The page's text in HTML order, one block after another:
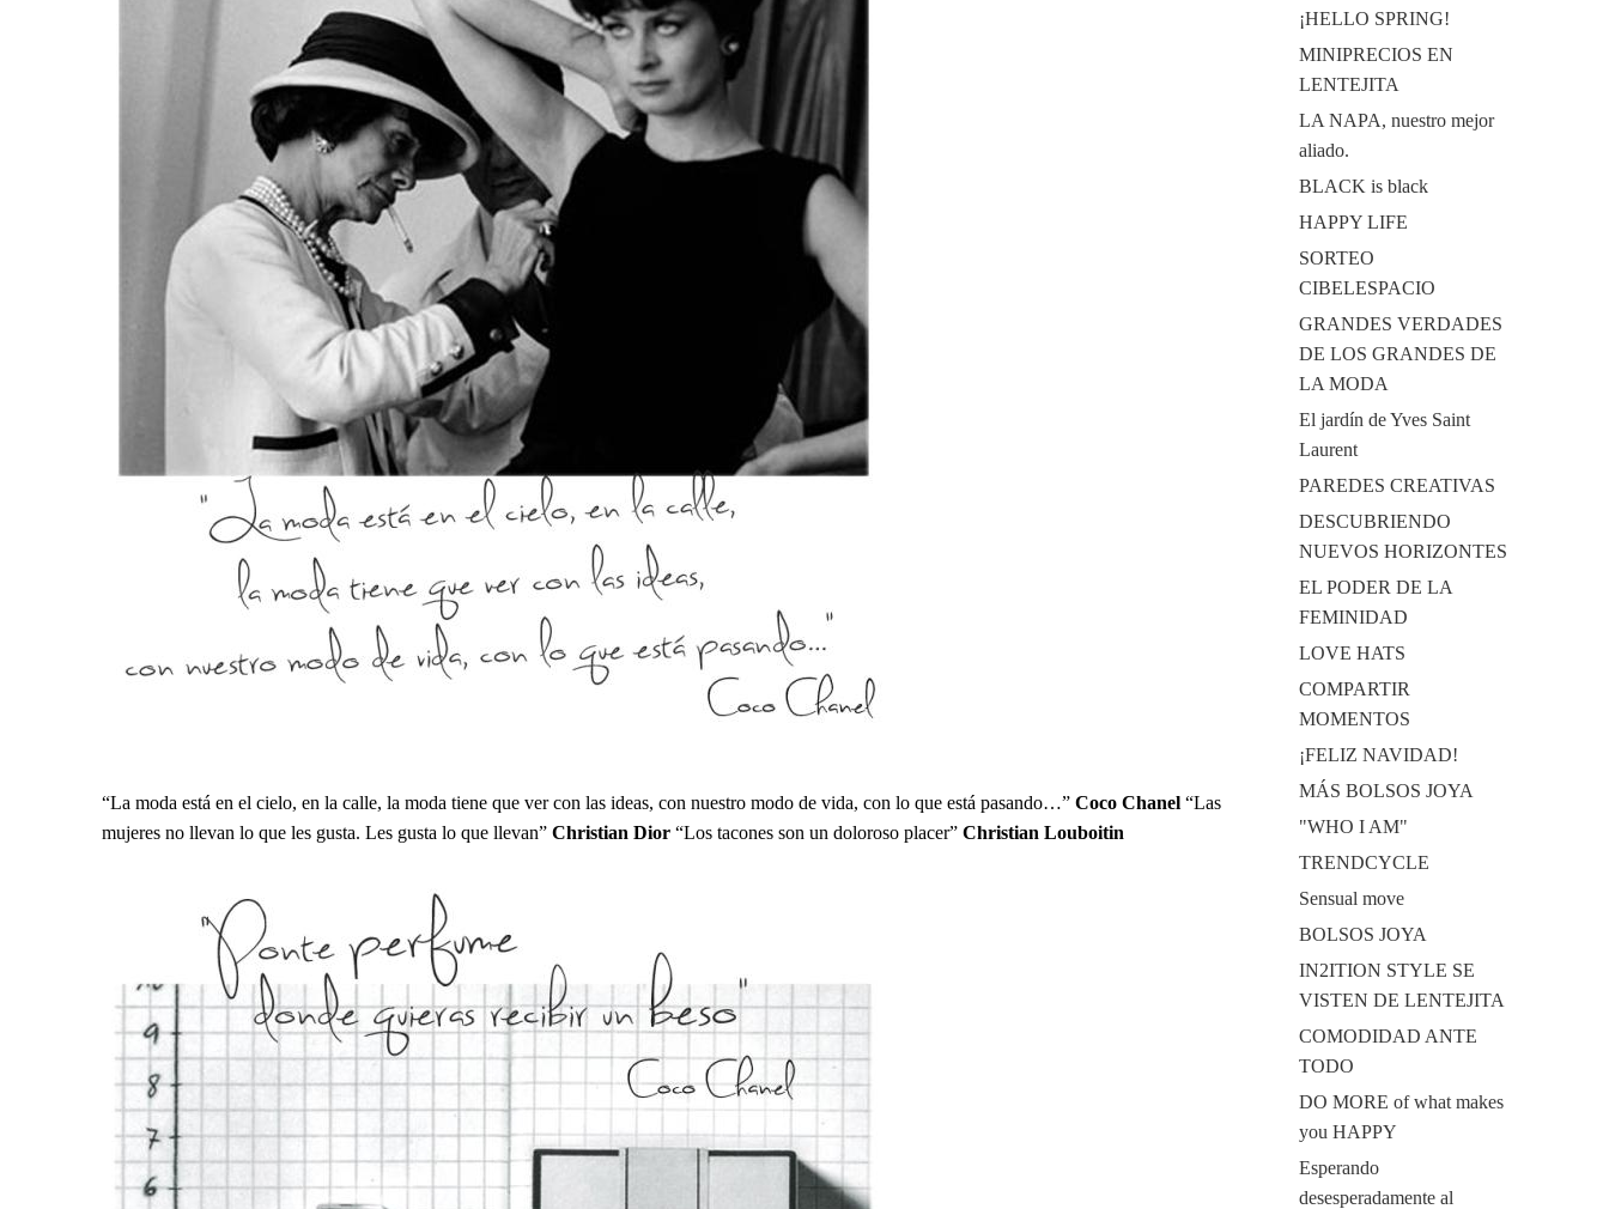
“La moda está en el cielo, en la calle, la moda tiene que ver con las ideas, con nuestro modo de vida, con lo que está pasando…” Coco Chanel“Las
mujeres no llevan lo que les gusta. Les gusta lo que llevan” Christian Dior“Los tacones son un doloroso placer” Christian Louboitin
¡HELLO SPRING!
MINIPRECIOS EN
LENTEJITA
LA NAPA, nuestro mejor
aliado.
BLACK is black
HAPPY LIFE
SORTEO
CIBELESPACIO
GRANDES VERDADES
DE LOS GRANDES DE
LA MODA
El jardín de Yves Saint
Laurent
PAREDES CREATIVAS
DESCUBRIENDO
NUEVOS HORIZONTES
EL PODER DE LA
FEMINIDAD
LOVE HATS
COMPARTIR
MOMENTOS
¡FELIZ NAVIDAD!
MÁS BOLSOS JOYA
"WHO I AM"
TRENDCYCLE
Sensual move
BOLSOS JOYA
IN2ITION STYLE SE
VISTEN DE LENTEJITA
COMODIDAD ANTE
TODO
DO MORE of what makes
you HAPPY
Esperando
desesperadamente al